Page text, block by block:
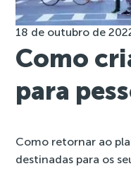
18 de outubro de
Como
para
Como retornar ao
destinadas para os